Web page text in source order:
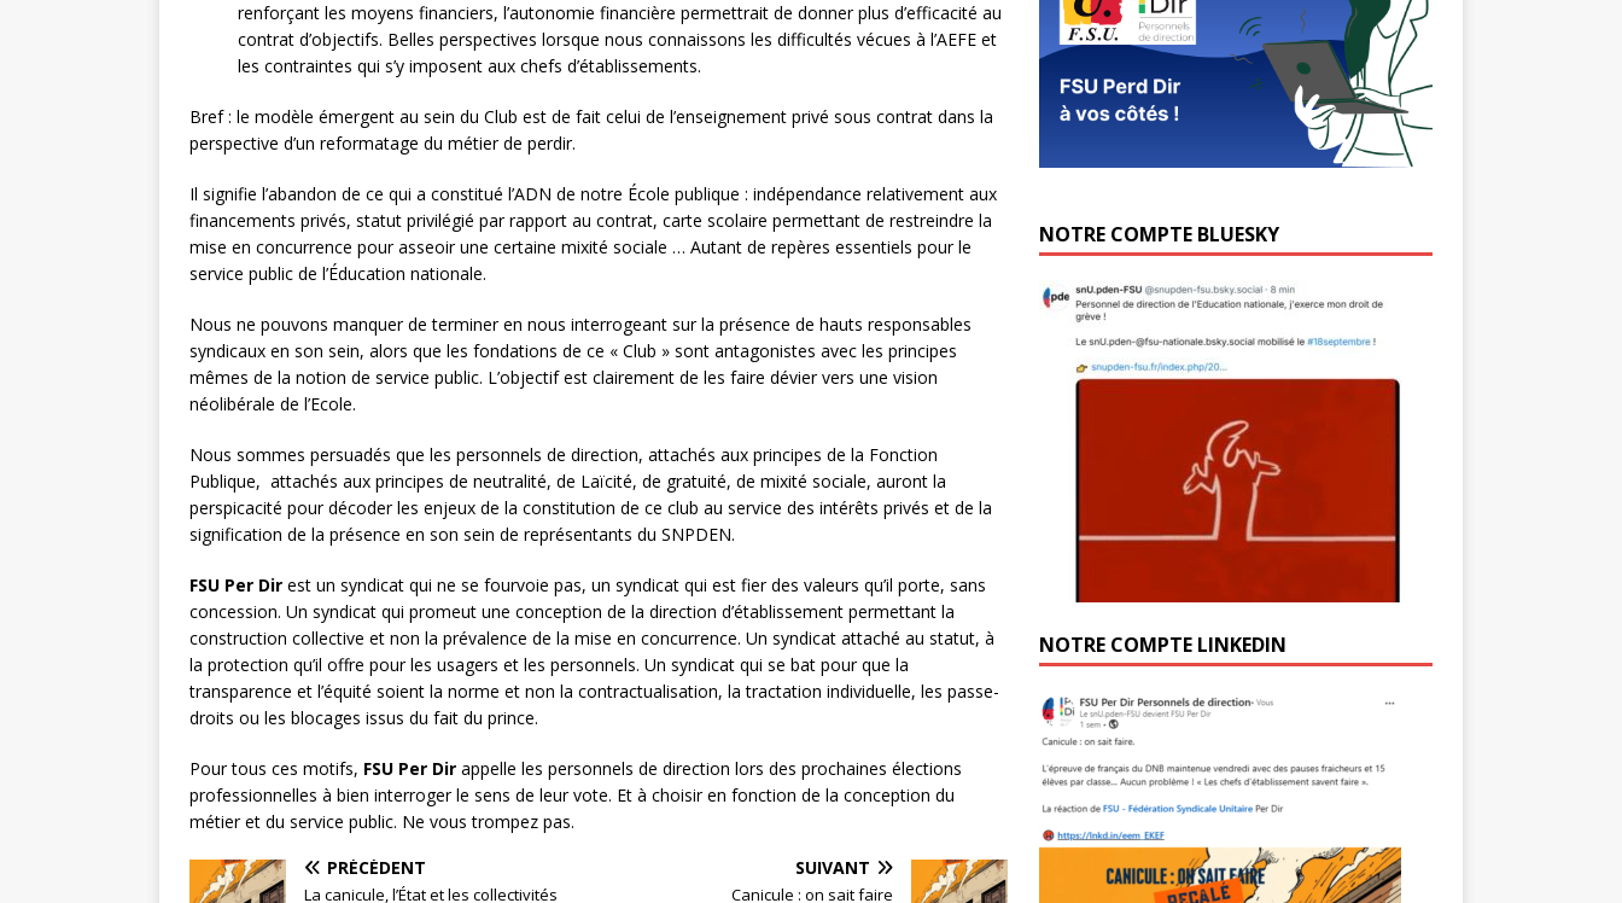
renforçant les moyens financiers, l’autonomie financière permettrait de donner plus d’efficacité au
contrat d’objectifs. Belles perspectives lorsque nous connaissons les difficultés vécues à l’AEFE et
les contraintes qui s’y imposent aux chefs d’établissements.
Bref : le modèle émergent au sein du Club est de fait celui de l’enseignement privé sous contrat dans la
perspective d’un reformatage du métier de perdir.
Il signifie l’abandon de ce qui a constitué l’ADN de notre École publique : indépendance relativement aux
financements privés, statut privilégié par rapport au contrat, carte scolaire permettant de restreindre la
mise en concurrence pour asseoir une certaine mixité sociale … Autant de repères essentiels pour le
service public de l’Éducation nationale.
Nous ne pouvons manquer de terminer en nous interrogeant sur la présence de hauts responsables
syndicaux en son sein, alors que les fondations de ce « Club » sont antagonistes avec les principes
mêmes de la notion de service public. L’objectif est clairement de les faire dévier vers une vision
néolibérale de l’Ecole.
Nous sommes persuadés que les personnels de direction, attachés aux principes de la Fonction
Publique, attachés aux principes de neutralité, de Laïcité, de gratuité, de mixité sociale, auront la
perspicacité pour décoder les enjeux de la constitution de ce club au service des intérêts privés et de la
signification de la présence en son sein de représentants du SNPDEN.
FSU Per Dir est un syndicat qui ne se fourvoie pas, un syndicat qui est fier des valeurs qu’il porte, sans
concession. Un syndicat qui promeut une conception de la direction d’établissement permettant la
construction collective et non la prévalence de la mise en concurrence. Un syndicat attaché au statut, à
la protection qu’il offre pour les usagers et les personnels. Un syndicat qui se bat pour que la
transparence et l’équité soient la norme et non la contractualisation, la tractation individuelle, les passe-
droits ou les blocages issus du fait du prince.
Pour tous ces motifs, FSU Per Dir appelle les personnels de direction lors des prochaines élections
professionnelles à bien interroger le sens de leur vote. Et à choisir en fonction de la conception du
métier et du service public. Ne vous trompez pas.
PRÉCÉDENT
La canicule, l’État et les collectivités
SUIVANT
Canicule : on sait faire
NOTRE COMPTE BLUESKY
NOTRE COMPTE LINKEDIN